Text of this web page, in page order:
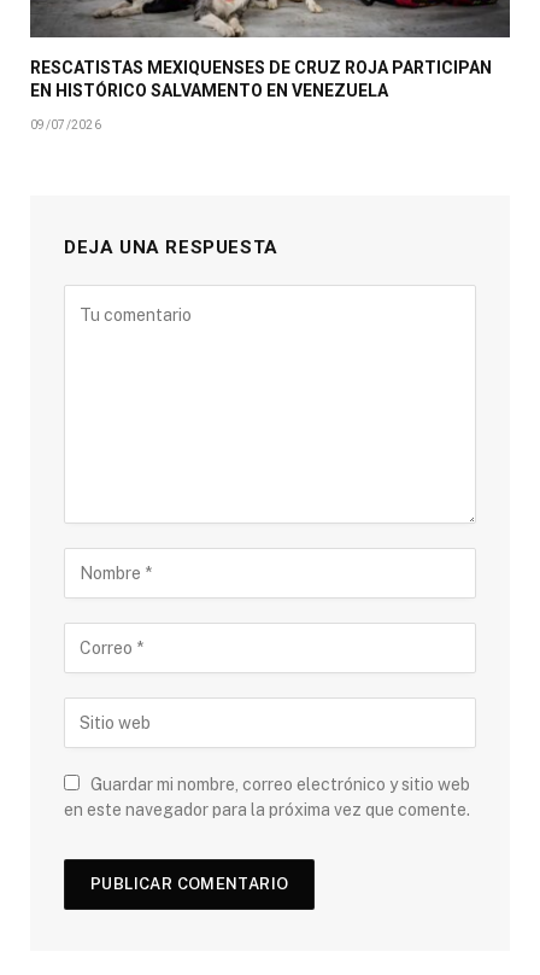
RESCATISTAS MEXIQUENSES DE CRUZ ROJA PARTICIPAN
EN HISTÓRICO SALVAMENTO EN VENEZUELA
09/07/2026
DEJA UNA RESPUESTA
Guardar mi nombre, correo electrónico y sitio web
en este navegador para la próxima vez que comente.